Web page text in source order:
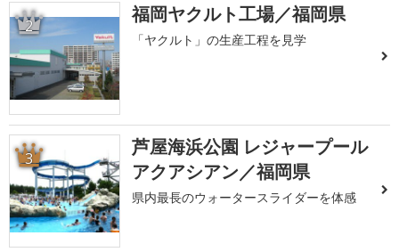
2 福岡ヤクルト工場／福岡県
「ヤクルト」の生産工程を見学
3
芦屋海浜公園 レジャープール
アクアシアン／福岡県
県内最長のウォータースライダーを体感